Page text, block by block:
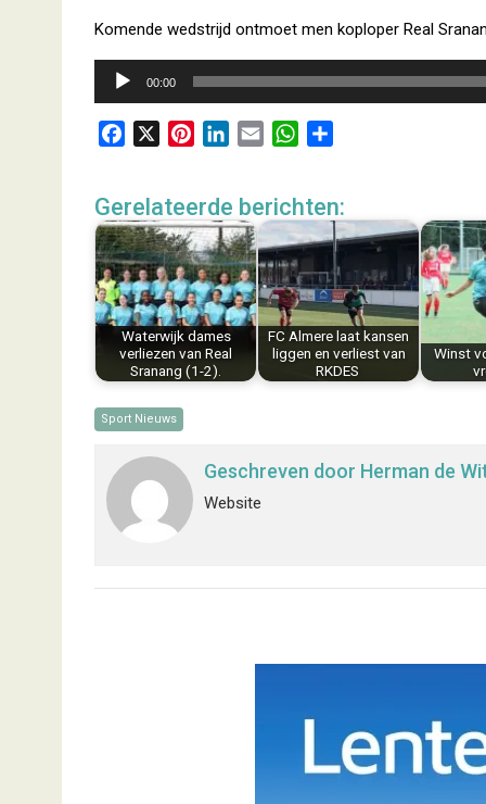
Komende wedstrijd ontmoet men koploper Real
Audiospeler
00:00
e
b
o
o
k
t
e
r
e
s
t
k
e
d
I
n
i
W
t
s
A
p
p
e
n
Gerelateerde berichten:
Waterwijk dames
verliezen van Real
Sranang (1-2).
FC Almere laat kansen
liggen en verliest van
RKDES
Winst
Sport Nieuws
Geschreven door Herman de
Website